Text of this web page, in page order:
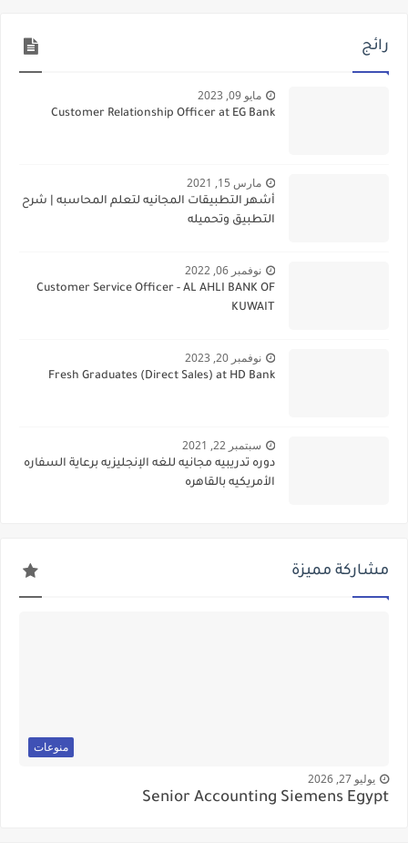
رائج
مايو 09, 2023
Customer Relationship Officer at EG Bank
مارس 15, 2021
أشهر التطبيقات المجانيه لتعلم المحاسبه | شرح
التطبيق وتحميله
نوفمبر 06, 2022
Customer Service Officer - AL AHLI BANK OF
KUWAIT
نوفمبر 20, 2023
Fresh Graduates (Direct Sales) at HD Bank
سبتمبر 22, 2021
دوره تدريبيه مجانيه للغه الإنجليزيه برعاية السفاره
الأمريكيه بالقاهره
مشاركة مميزة
منوعات
يوليو 27, 2026
Senior Accounting Siemens Egypt